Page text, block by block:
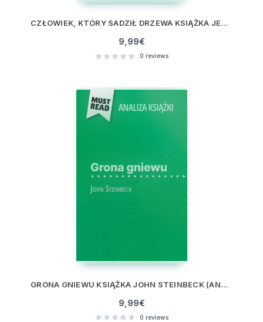
CZŁOWIEK, KTÓRY SADZIŁ DRZEWA KSIĄŻKA JEAN GIONO (ANALIZA KSIĄŻKI)
9,99€
0 reviews
GRONA GNIEWU KSIĄŻKA JOHN STEINBECK (ANALIZA KSIĄŻKI)
9,99€
0 reviews